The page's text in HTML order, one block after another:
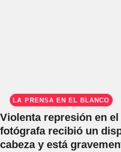
LA PRENSA EN EL BLANCO
Violenta represión en
fotógrafa recibió un
cabeza y está